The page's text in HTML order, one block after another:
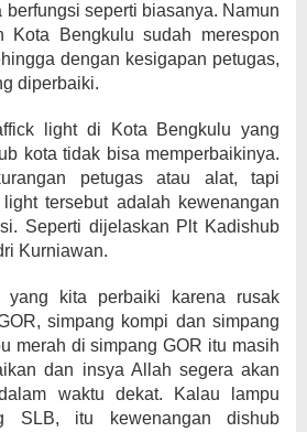
berfungsi seperti biasanya. Namun
Kota Bengkulu sudah merespon
dengan kesigapan petugas,
diperbaiki.
light di Kota Bengkulu yang
kota tidak bisa memperbaikinya.
petugas atau alat, tapi
tersebut adalah kewenangan
Seperti dijelaskan Plt Kadishub
Kurniawan.
yang kita perbaiki karena rusak
simpang kompi dan simpang
merah di simpang GOR itu masih
dan insya Allah segera akan
waktu dekat. Kalau lampu
SLB, itu kewenangan dishub